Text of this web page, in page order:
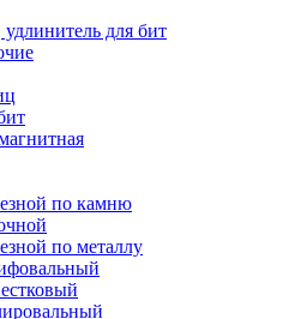
для бит
по камню
по металлу